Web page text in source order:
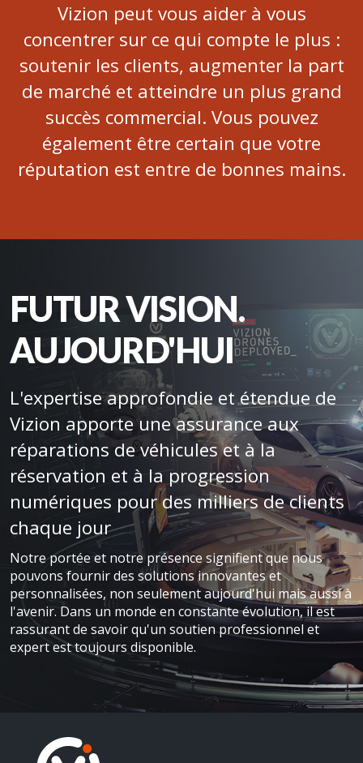
Vizion peut vous aider à vous
concentrer sur ce qui compte le plus :
soutenir les clients, augmenter la part
de marché et atteindre un plus grand
succès commercial. Vous pouvez
également être certain que votre
réputation est entre de bonnes mains.
FUTUR VISION.
AUJOURD'HUI
L'expertise approfondie et étendue de
Vizion apporte une assurance aux
réparations de véhicules et à la
réservation et à la progression
numériques pour des milliers de clients
chaque jour
Notre portée et notre présence signifient que nous
pouvons fournir des solutions innovantes et
personnalisées, non seulement aujourd'hui mais aussi à
l'avenir. Dans un monde en constante évolution, il est
rassurant de savoir qu'un soutien professionnel et
expert est toujours disponible.